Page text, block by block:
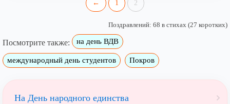
← 1 2
Поздравлений: 68 в стихах (27 коротких)
Посмотрите также: на день ВДВ
международный день студентов Покров
На День народного единства